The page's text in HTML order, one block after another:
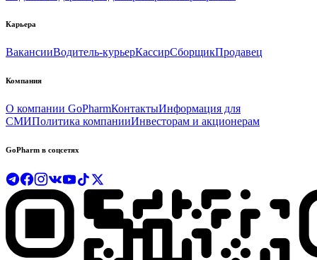
Карьера
ВакансииВодитель-курьерКассирСборщикПродавец
Компания
О компании GoPharmКонтактыИнформация для
СМИПолитика компанииИнвесторам и акционерам
GoPharm в соцсетях